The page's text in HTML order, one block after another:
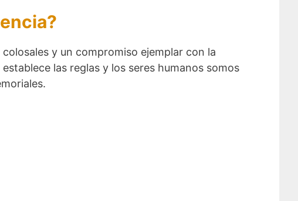
y un compromiso ejemplar con la
las reglas y los seres humanos somos